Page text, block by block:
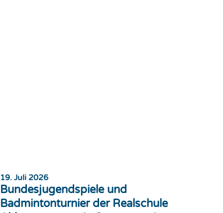
19. Juli 2026
Bundesjugendspiele und
Badmintonturnier der Realschule